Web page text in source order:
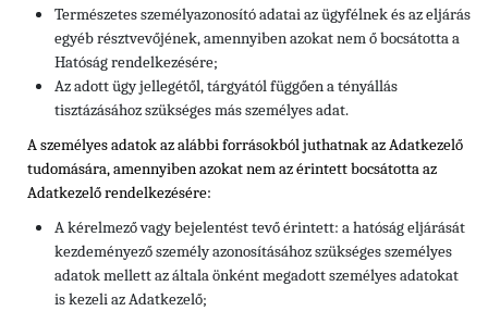
Természetes személyazonosító adatai az ügyfélnek és az eljárás
egyéb résztvevőjének, amennyiben azokat nem ő bocsátotta a
Hatóság rendelkezésére;
Az adott ügy jellegétől, tárgyától függően a tényállás
tisztázásához szükséges más személyes adat.
A személyes adatok az alábbi forrásokból juthatnak az Adatkezelő
tudomására, amennyiben azokat nem az érintett bocsátotta az
Adatkezelő rendelkezésére:
A kérelmező vagy bejelentést tevő érintett: a hatóság eljárását
kezdeményező személy azonosításához szükséges személyes
adatok mellett az általa önként megadott személyes adatokat
is kezeli az Adatkezelő;